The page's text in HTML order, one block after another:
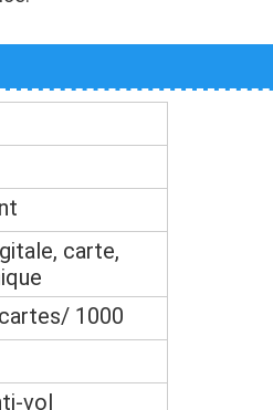
carte,
1000
vol